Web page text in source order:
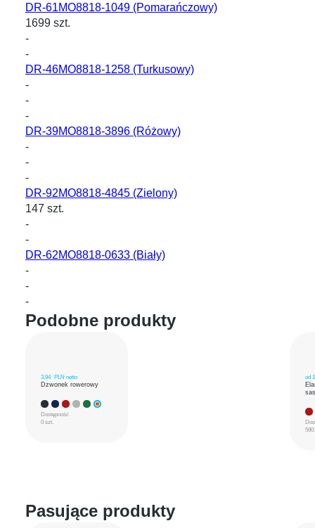
DR-61MO8818-1049 (Pomarańczowy)
1699 szt.
-
-
DR-46MO8818-1258 (Turkusowy)
-
-
-
DR-39MO8818-3896 (Różowy)
-
-
-
DR-92MO8818-4845 (Zielony)
147 szt.
-
-
DR-62MO8818-0633 (Biały)
-
-
-
Podobne produkty
3,94 PLN netto
Dzwonek rowerowy
Dostępność
0 szt.
od
Pasujące produkty